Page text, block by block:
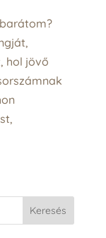
hol jövő
Keresés